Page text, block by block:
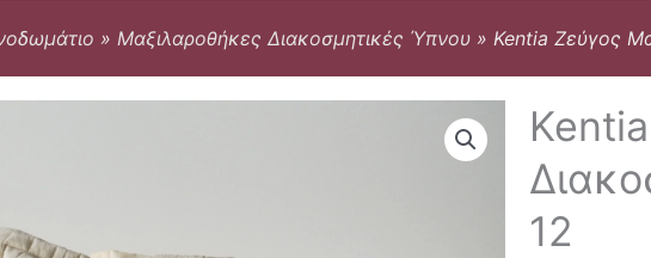
» Μαξιλαροθήκες Διακοσμητικές Ύπνου » Kentia Ζεύγος
12